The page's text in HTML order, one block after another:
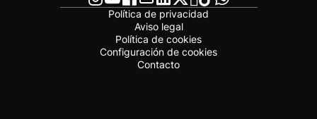
Política de privacidad
Aviso legal
Política de cookies
Configuración de cookies
Contacto